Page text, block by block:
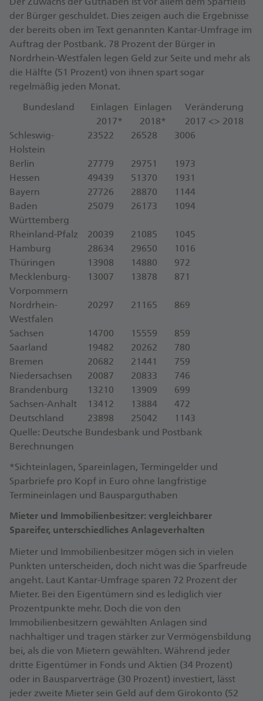
der Bürger geschuldet. Dies zeigen auch die Ergebnisse
der bereits oben im Text genannten Kantar-Umfrage im
Auftrag der Postbank. 78 Prozent der Bürger in
Nordrhein-Westfalen legen Geld zur Seite und mehr als
die Hälfte (51 Prozent) von ihnen spart sogar
regelmäßig jeden Monat.
Bundesland
Einlagen
2017*
Einlagen
2018*
Veränderung
2017 <> 2018
Schleswig-
Holstein
23522 26528 3006
Berlin 27779 29751
1973
Hessen
49439 51370
1931
Bayern
27726 28870
1144
Baden
Württemberg
25079 26173 1094
Rheinland-Pfalz 20039 21085
1045
Hamburg
28634 29650
1016
Thüringen
13908 14880
972
Mecklenburg-
Vorpommern
13007 13878 871
Nordrhein-
Westfalen
20297 21165 869
Sachsen 14700 15559
859
Saarland
19482 20262
780
Bremen
20682 21441
759
Niedersachsen
20087 20833
746
Brandenburg
13210 13909
699
Sachsen-Anhalt
13412 13884
472
Deutschland
23898 25042
1143
Quelle: Deutsche Bundesbank und Postbank
Berechnungen
*Sichteinlagen, Spareinlagen, Termingelder und
Sparbriefe pro Kopf in Euro ohne langfristige
Termineinlagen und Bausparguthaben
Mieter und Immobilienbesitzer: vergleichbarer
Spareifer, unterschiedliches Anlageverhalten
Mieter und Immobilienbesitzer mögen sich in vielen
Punkten unterscheiden, doch nicht was die Sparfreude
angeht. Laut Kantar-Umfrage sparen 72 Prozent der
Mieter. Bei den Eigentümern sind es lediglich vier
Prozentpunkte mehr. Doch die von den
Immobilienbesitzern gewählten Anlagen sind
nachhaltiger und tragen stärker zur Vermögensbildung
bei, als die von Mietern gewählten. Während jeder
dritte Eigentümer in Fonds und Aktien (34 Prozent)
oder in Bausparverträge (30 Prozent) investiert, lässt
jeder zweite Mieter sein Geld auf dem Girokonto (52